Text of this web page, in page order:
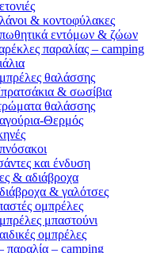
& κοντοφύλακες
εντόμων & ζώων
παραλίας – camping
θαλάσσης
& σωσίβια
θαλάσσης
Θερμός
και ένδυση
& αδιάβροχα
& γαλότσες
ομπρέλες
μπαστούνι
ομπρέλες
παραλία – camping